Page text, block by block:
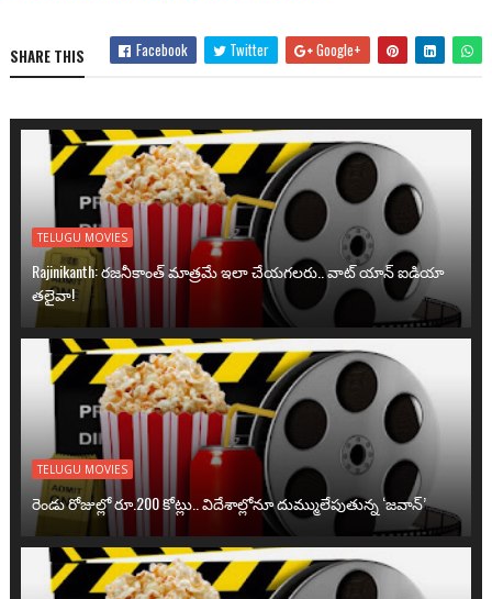
SHARE THIS Facebook Twitter Google+
TELUGU MOVIES
Rajinikanth: రజనీకాంత్ మాత్రమే ఇలా చేయగలరు.. వాట్ యాన్ ఐడియా
తలైవా!
TELUGU MOVIES
రెండు రోజుల్లో రూ.200 కోట్లు.. విదేశాల్లోనూ దుమ్ములేపుతున్న ‘జవాన్’